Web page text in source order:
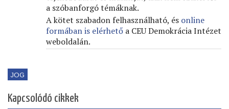
a szóbanforgó témáknak.
A kötet szabadon felhasználható, és online
formában is elérhető a CEU Demokrácia Intézet
weboldalán.
JOG
Kapcsolódó cikkek